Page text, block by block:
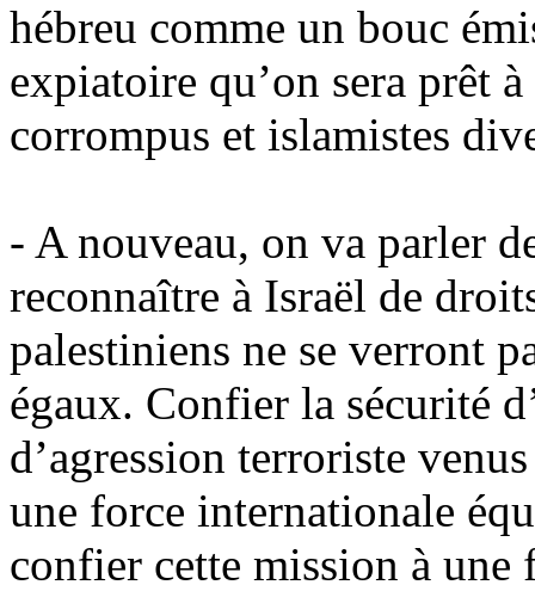
hébreu comme un bouc
expiatoire qu’on sera prêt
corrompus et islamistes
- A nouveau, on va parler
reconnaître à Israël de
palestiniens ne se verront
égaux. Confier la sécurité
d’agression terroriste
une force internationale
confier cette mission à une